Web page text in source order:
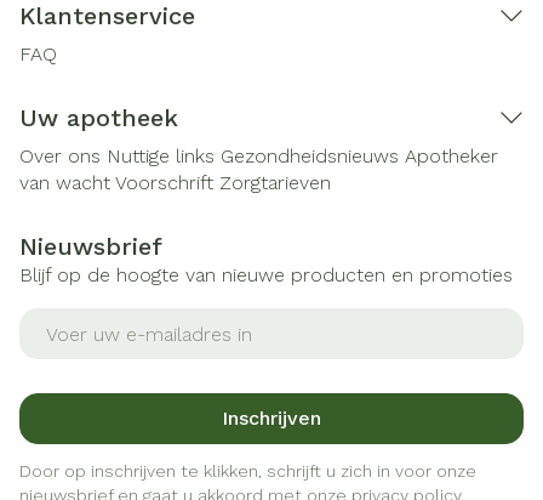
Klantenservice
FAQ
Uw apotheek
Over ons Nuttige links Gezondheidsnieuws Apotheker
van wacht Voorschrift Zorgtarieven
Nieuwsbrief
Blijf op de hoogte van nieuwe producten en promoties
Inschrijven
Door op inschrijven te klikken, schrijft u zich in voor onze
nieuwsbrief en gaat u akkoord met onze privacy policy.